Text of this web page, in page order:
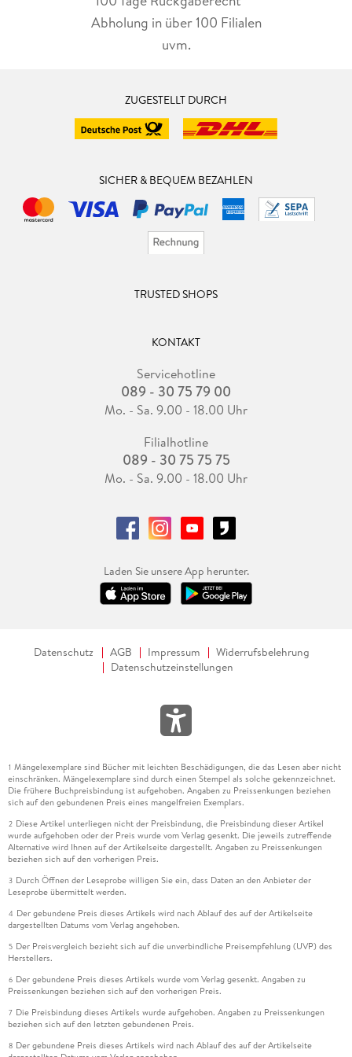
interessant. Ich war für jedes Detail dankbar, welches Melissa
der beiden zueinander, begleitet von Zweifeln, Ängsten und
Der Übergang zwischen Realität und Fiktion ist fließend und
hat viel Interessantes zu bieten. Auch ohne Cowboys und
Großartig hierzu auch das Nachwort der Autorin zur
Hintergrundrecherche. Kurzum, ein rundum gelungenes Buch,
dass ich gerne weiterempfehlen möchte.
Vielen Dank Felicity Whitmore für den eindrucksvollen
rauchende Colts, sondern auch geschäftstüchtige Frauen, die
dem verruchten Milieu eines Bordells etwas Elegantes
verleihen. Absolut spannend geschrieben.
Abholung in über 100 Filialen
uvm.
ZUGESTELLT DURCH
SICHER & BEQUEM BEZAHLEN
TRUSTED SHOPS
KONTAKT
Servicehotline
089 - 30 75 79 00
Mo. - Sa. 9.00 - 18.00 Uhr
Filialhotline
089 - 30 75 75 75
Mo. - Sa. 9.00 - 18.00 Uhr
Laden Sie unsere App herunter.
Datenschutz AGB Impressum
Widerrufsbelehrung
Datenschutzeinstellungen
1 Mängelexemplare sind Bücher mit leichten Beschädigungen, die das Lesen aber nicht
einschränken. Mängelexemplare sind durch einen Stempel als solche gekennzeichnet.
Die frühere Buchpreisbindung ist aufgehoben. Angaben zu Preissenkungen beziehen
sich auf den gebundenen Preis eines mangelfreien Exemplars.
2 Diese Artikel unterliegen nicht der Preisbindung, die Preisbindung dieser Artikel
wurde aufgehoben oder der Preis wurde vom Verlag gesenkt. Die jeweils zutreffende
Alternative wird Ihnen auf der Artikelseite dargestellt. Angaben zu Preissenkungen
beziehen sich auf den vorherigen Preis.
3 Durch Öffnen der Leseprobe willigen Sie ein, dass Daten an den Anbieter der
Leseprobe übermittelt werden.
4 Der gebundene Preis dieses Artikels wird nach Ablauf des auf der Artikelseite
dargestellten Datums vom Verlag angehoben.
5 Der Preisvergleich bezieht sich auf die unverbindliche Preisempfehlung (UVP) des
Herstellers.
6 Der gebundene Preis dieses Artikels wurde vom Verlag gesenkt. Angaben zu
Preissenkungen beziehen sich auf den vorherigen Preis.
7 Die Preisbindung dieses Artikels wurde aufgehoben. Angaben zu Preissenkungen
beziehen sich auf den letzten gebundenen Preis.
8 Der gebundene Preis dieses Artikels wird nach Ablauf des auf der Artikelseite